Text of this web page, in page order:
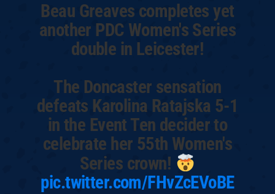
Beau Greaves completes yet
another PDC Women's Series
double in Leicester!
The Doncaster sensation
defeats Karolina Ratajska 5-1
in the Event Ten decider to
celebrate her 55th Women's
Series crown!
pic.twitter.com/FHvZcEVoBE